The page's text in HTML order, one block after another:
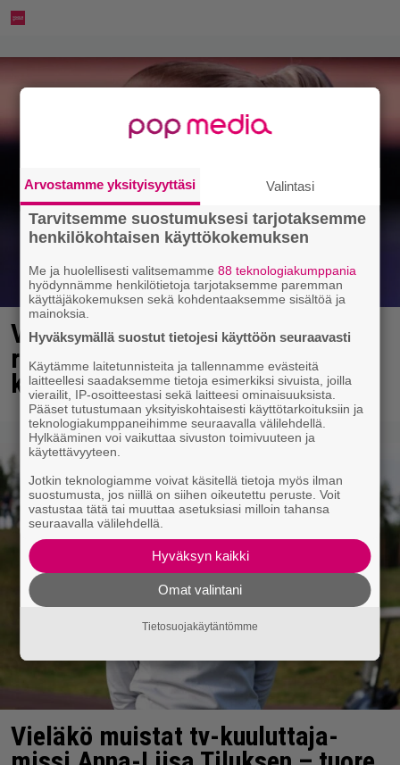
Vappu Pimiä sai huonoa palvelua
ravintolassa – pettyi siellä
kahteen asiaan
Vieläkö muistat tv-kuuluttaja-
Arvostamme yksityisyyttäsi Valintasi
Tarvitsemme suostumuksesi tarjotaksemme
henkilökohtaisen käyttökokemuksen
Me ja huolellisesti valitsemamme88 teknologiakumppania
hyödynnämme henkilötietoja tarjotaksemme paremman
käyttäjäkokemuksen sekä kohdentaaksemme sisältöä ja
mainoksia.
Hyväksymällä suostut tietojesi käyttöön seuraavasti
Käytämme laitetunnisteita ja tallennamme evästeitä
laitteellesi saadaksemme tietoja esimerkiksi sivuista, joilla
vierailit, IP-osoitteestasi sekä laitteesi ominaisuuksista.
Pääset tutustumaan yksityiskohtaisesti käyttötarkoituksiin ja
teknologiakumppaneihimme seuraavalla välilehdellä.
Hylkääminen voi vaikuttaa sivuston toimivuuteen ja
käytettävyyteen.
Jotkin teknologiamme voivat käsitellä tietoja myös ilman
suostumusta, jos niillä on siihen oikeutettu peruste. Voit
vastustaa tätä tai muuttaa asetuksiasi milloin tahansa
seuraavalla välilehdellä.
Hyväksyn kaikki
Omat valintani
Tietosuojakäytäntömme